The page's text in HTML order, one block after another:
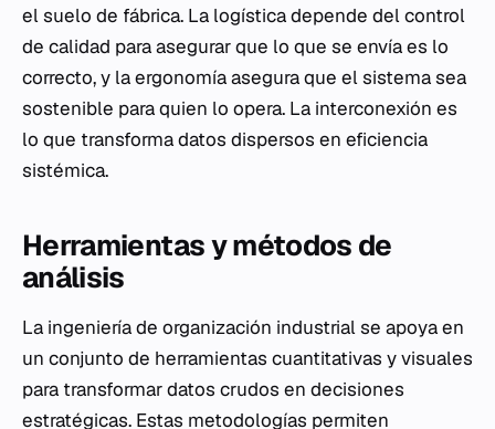
el suelo de fábrica. La logística depende del control
de calidad para asegurar que lo que se envía es lo
correcto, y la ergonomía asegura que el sistema sea
sostenible para quien lo opera. La interconexión es
lo que transforma datos dispersos en eficiencia
sistémica.
Herramientas y métodos de
análisis
La ingeniería de organización industrial se apoya en
un conjunto de herramientas cuantitativas y visuales
para transformar datos crudos en decisiones
estratégicas. Estas metodologías permiten